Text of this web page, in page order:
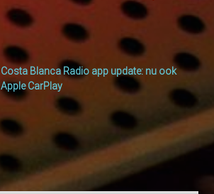
Costa Blanca Radio app update: nu ook
Apple CarPlay